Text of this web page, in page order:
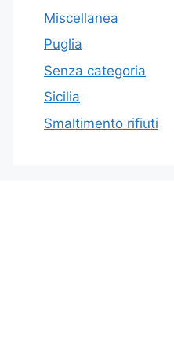
Miscellanea
Puglia
Senza categoria
Sicilia
Smaltimento rifiuti